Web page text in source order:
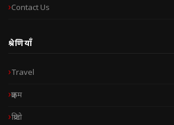
Contact Us
श्रेणियाँ
Travel
क्राइम
क्रिप्टो